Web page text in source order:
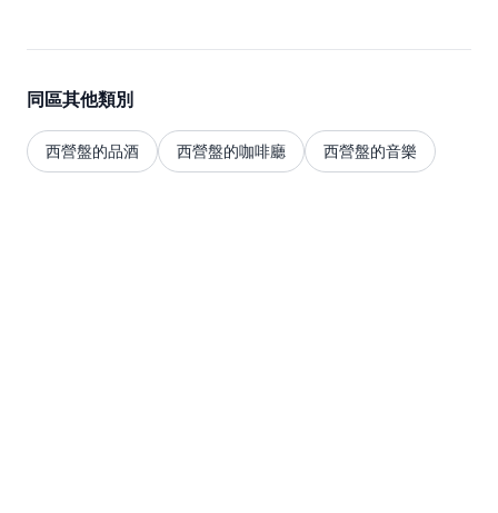
同區其他類別
西營盤的品酒 西營盤的咖啡廳 西營盤的音樂